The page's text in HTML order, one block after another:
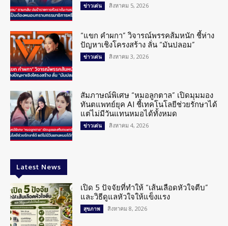
ข่าวเด่น สิงหาคม 5, 2026
“แขก คำผกา” วิจารณ์พรรคส้มหนัก ชี้ห่าง
ปัญหาเชิงโครงสร้าง ลั่น “มันปลอม”
ข่าวเด่น สิงหาคม 3, 2026
สัมภาษณ์พิเศษ “หมอลูกตาล” เปิดมุมมอง
ทันตแพทย์ยุค AI ชี้เทคโนโลยีช่วยรักษาได้
แต่ไม่มีวันแทนหมอได้ทั้งหมด
ข่าวเด่น สิงหาคม 4, 2026
Latest News
เปิด 5 ปัจจัยที่ทำให้ “เส้นเลือดหัวใจตีบ”
และวิธีดูแลหัวใจให้แข็งแรง
สุขภาพ สิงหาคม 8, 2026